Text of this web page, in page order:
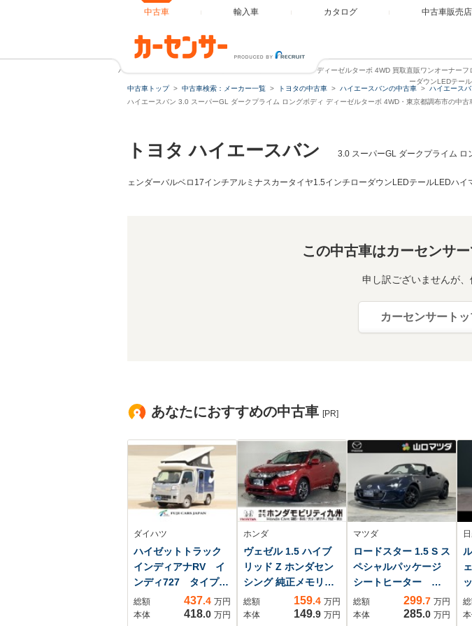
中古車 輸入車 カタログ 中古車販売店
ハイエースバン 3.0 スーパーGL ダークプライム ロングボディ ディーゼルターボ 4WD 買取直販ワンオーナー
ーダウンLEDテー
中古車トップ
中古車検索：メーカー一覧 トヨタの中古車 ハイエースバンの中古車 ハイエース
ハイエースバン 3.0 スーパーGL ダークプライム ロングボディ ディーゼルターボ 4WD・東京都調布市の中古
トヨタ ハイエースバン 3.0 スーパーGL ダークプライム
ェンダーバルベロ17インチアルミナスカータイヤ1.5インチローダウンLEDテールLEDハ
この中古車はカーセンサ
申し訳ございませんが
カーセンサート
あなたにおすすめの中古車 [PR]
ダイハツ
ハイゼットトラック
インディアナRV イ
ンディ727 タイプL
サブバッテリー ポ
ップアップ
総額 437.4 万円
本体
418.0 万円
ホンダ
ヴェゼル 1.5 ハイブ
リッド Z ホンダセン
シング 純正メモリー
ナビ 衝突低減ブレ
ーキ ドラレコ リ
総額 159.4 万円
本体
149.9 万円
マツダ
ロードスター 1.5 S ス
ペシャルパッケージ
シートヒーター ブ
ラインドスポットモ
ニター フルセグ
総額 299.7 万円
本体
285.0 万円